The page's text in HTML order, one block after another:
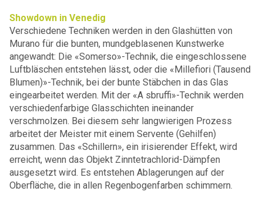
Showdown in Venedig
Verschiedene Techniken werden in den Glashütten von
Murano für die bunten, mundgeblasenen Kunstwerke
angewandt: Die «Somerso»-Technik, die eingeschlossene
Luftbläschen entstehen lässt, oder die «Millefiori (Tausend
Blumen)»-Technik, bei der bunte Stäbchen in das Glas
eingearbeitet werden. Mit der «A sbruffi»-Technik werden
verschiedenfarbige Glasschichten ineinander
verschmolzen. Bei diesem sehr langwierigen Prozess
arbeitet der Meister mit einem Servente (Gehilfen)
zusammen. Das «Schillern», ein irisierender Effekt, wird
erreicht, wenn das Objekt Zinntetrachlorid-Dämpfen
ausgesetzt wird. Es entstehen Ablagerungen auf der
Oberfläche, die in allen Regenbogenfarben schimmern.